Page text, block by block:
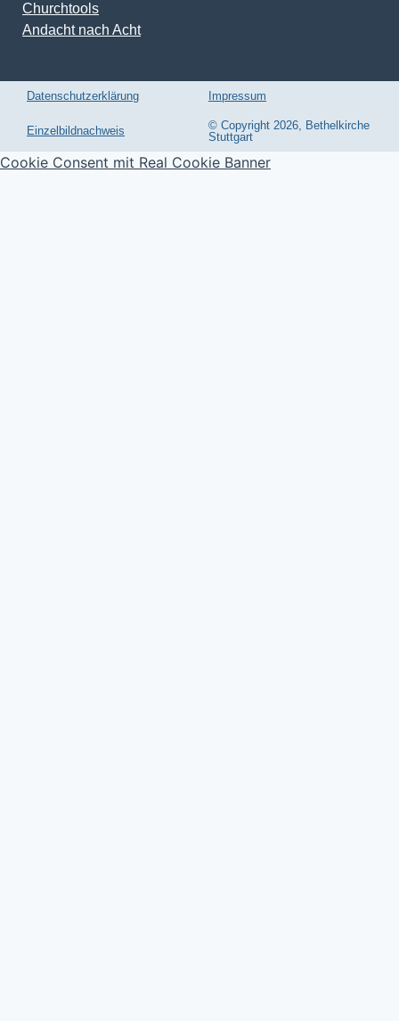
Churchtools
Andacht nach Acht
Datenschutzerklärung Impressum
Einzelbildnachweis
© Copyright 2026, Bethelkirche
Stuttgart
Cookie Consent mit Real Cookie Banner